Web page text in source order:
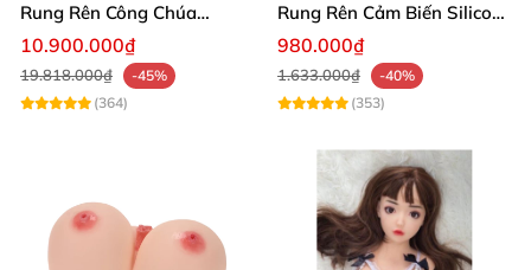
4.Hình ảnh chụp sản phẩm tại hãng.
Rung Rên Công Chúa
Anime Xinh Đẹp
10.900.000₫
19.818.000₫
-45%
(364)
Rung Rên Cảm Biến Silicon
Mềm Mịn
980.000₫
1.633.000₫
-40%
(353)